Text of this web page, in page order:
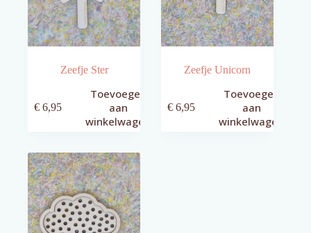
Zeefje Ster
€ 6,95
Toevoegen
aan
winkelwagen
Zeefje Unicorn
€ 6,95
Toevoegen
aan
winkelwagen